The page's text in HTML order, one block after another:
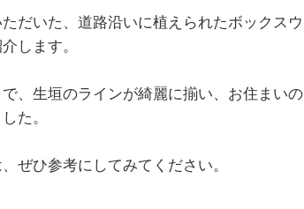
だいた、道路沿いに植えられたボックスウ
します。
、生垣のラインが綺麗に揃い、お住まいの
た。
ぜひ参考にしてみてください。